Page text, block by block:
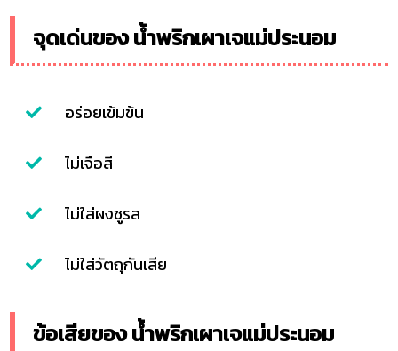
จุดเด่นของ น้ำพริกเผาเจแม่ประนอม
อร่อยเข้มข้น
ไม่เจือสี
ไม่ใส่ผงชูรส
ไม่ใส่วัตถุกันเสีย
ข้อเสียของ น้ำพริกเผาเจแม่ประนอม